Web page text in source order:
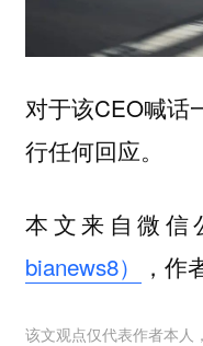
对于该CEO喊话
行任何回应。
本文来自微信
bianews8）
，作
该文观点仅代表作者本人